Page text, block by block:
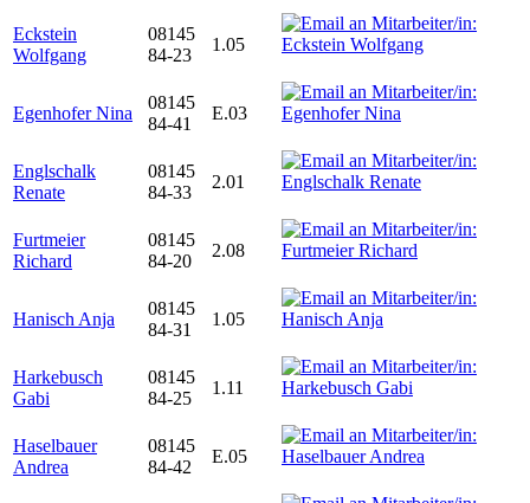
Eckstein
Wolfgang
08145
84-23
1.05
Egenhofer Nina
08145
84-41
E.03
Englschalk
Renate
08145
84-33
2.01
Furtmeier
Richard
08145
84-20
2.08
Hanisch Anja
08145
84-31
1.05
Harkebusch
Gabi
08145
84-25
1.11
Haselbauer
Andrea
08145
84-42
E.05